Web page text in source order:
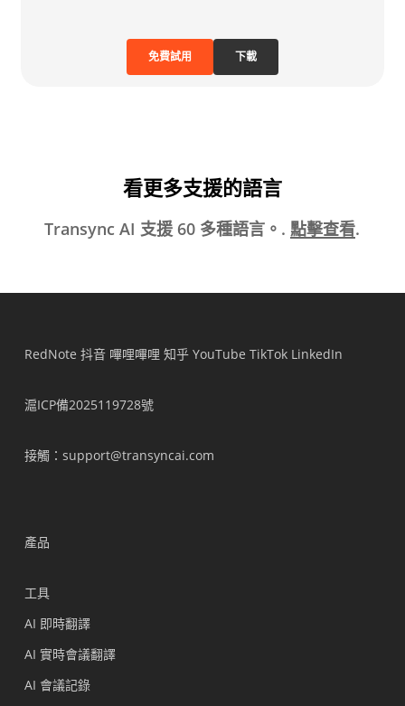
免費試用 下載
看更多支援的語言
Transync AI 支援 60 多種語言。. 點擊查看.
RedNote 抖音 嗶哩嗶哩 知乎 YouTube TikTok LinkedIn
滬ICP備2025119728號
接觸 ：support@transyncai.com
產品
工具
AI 即時翻譯
AI 實時會議翻譯
AI 會議記錄